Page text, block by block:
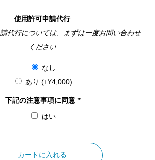
使用許可申請代行
代行については、まずは一度お問い合わせ
ください
なし
あり (+¥4,000)
下記の注意事項に同意 *
はい
歌
カートに入れる